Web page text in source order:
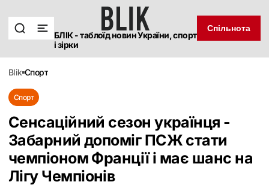
БЛІК - таблоїд новин України, спорт
і зірки
Спільнота
blik спорт
Спорт
Сенсаційний сезон українця -
Забарний допоміг ПСЖ стати
чемпіоном Франції і має шанс на
Лігу Чемпіонів